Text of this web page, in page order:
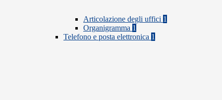
Articolazione degli uffici 1
Organigramma 1
Telefono e posta elettronica 1